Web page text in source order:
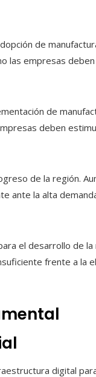
de
las empresas
de
deben
de la región.
ante la alta
el desarrollo de la
frente a la
digital